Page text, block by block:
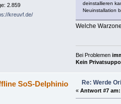
2.859
deinstallieren
Neuinstallation
Welche
Bei Problemen
Kein
SoS-Delphinio Re: Werde
« Antwort #7 am: